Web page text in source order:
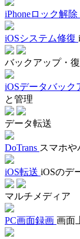
iPhoneロック解除
iOSシステム修復
バックアップ・
iOSデータバック
と管理
データ転送
DoTrans スマホ
iOS転送 iOSのデ
マルチメディア
PC画面録画 画面